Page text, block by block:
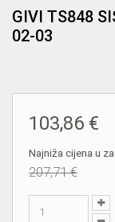
GIVI TS848
02-03
103,86 €
Najniža cijena u
207,71 €